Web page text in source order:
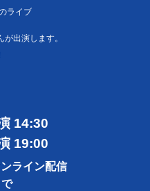
ライブ
出演します。
14:30
19:00
ライン配信